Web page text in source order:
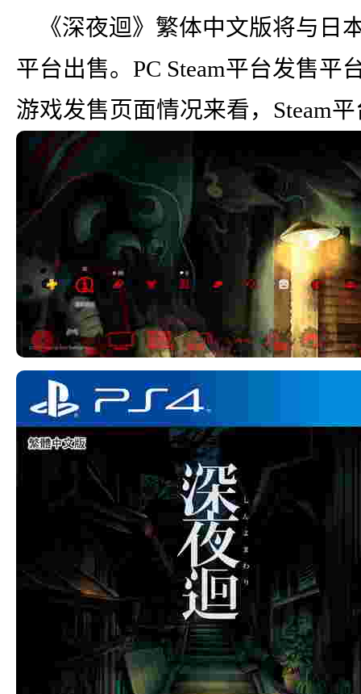
《深夜迴》繁体中文版将与日
平台出售。PC Steam平台发售
游戏发售页面情况来看，Steam